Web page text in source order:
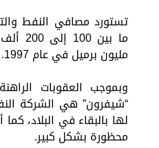
تستورد مصافي النفط
مليون برميل في عام 1997.
وبموجب العقوبات
“شيفرون” هي الشركة
لها بالبقاء في البلاد،
محظورة بشكل كبير.